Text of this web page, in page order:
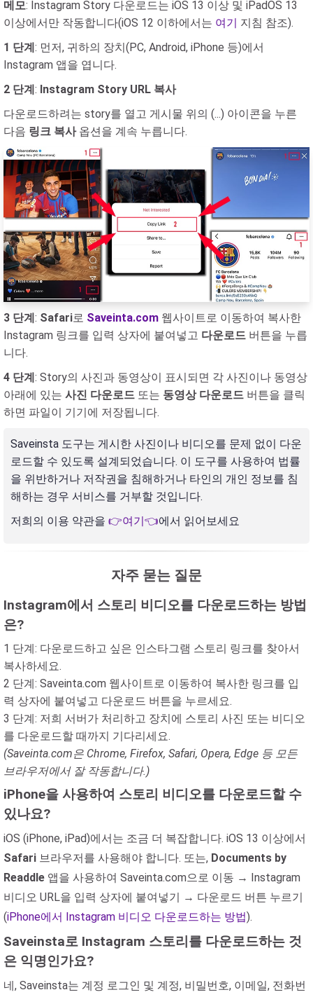
메모: Instagram Story 다운로드는 iOS 13 이상 및 iPadOS 13
이상에서만 작동합니다(iOS 12 이하에서는 여기 지침 참조).
1 단계: 먼저, 귀하의 장치(PC, Android, iPhone 등)에서
Instagram 앱을 엽니다.
2 단계: Instagram Story URL 복사
다운로드하려는 story를 열고 게시물 위의 (...) 아이콘을 누른
다음 링크 복사옵션을 계속 누릅니다.
3 단계: Safari로 Saveinta.com 웹사이트로 이동하여 복사한
Instagram 링크를 입력 상자에 붙여넣고 다운로드 버튼을 누릅
니다.
4 단계: Story의 사진과 동영상이 표시되면 각 사진이나 동영상
아래에 있는 사진 다운로드 또는 동영상 다운로드 버튼을 클릭
하면 파일이 기기에 저장됩니다.
Saveinsta 도구는 게시한 사진이나 비디오를 문제 없이 다운
로드할 수 있도록 설계되었습니다. 이 도구를 사용하여 법률
을 위반하거나 저작권을 침해하거나 타인의 개인 정보를 침
해하는 경우 서비스를 거부할 것입니다.
저희의 이용 약관을 👉여기👈에서 읽어보세요
자주 묻는 질문
Instagram에서 스토리 비디오를 다운로드하는 방법
은?
1 단계: 다운로드하고 싶은 인스타그램 스토리 링크를 찾아서
복사하세요.
2 단계: Saveinta.com 웹사이트로 이동하여 복사한 링크를 입
력 상자에 붙여넣고 다운로드 버튼을 누르세요.
3 단계: 저희 서버가 처리하고 장치에 스토리 사진 또는 비디오
를 다운로드할 때까지 기다리세요.
(Saveinta.com은 Chrome, Firefox, Safari, Opera, Edge 등 모든
브라우저에서 잘 작동합니다.)
iPhone을 사용하여 스토리 비디오를 다운로드할 수
있나요?
iOS (iPhone, iPad)에서는 조금 더 복잡합니다. iOS 13 이상에서
Safari 브라우저를 사용해야 합니다. 또는, Documents by
Readdle 앱을 사용하여 Saveinta.com으로 이동 → Instagram
비디오 URL을 입력 상자에 붙여넣기 → 다운로드 버튼 누르기
(iPhone에서 Instagram 비디오 다운로드하는 방법).
Saveinsta로 Instagram 스토리를 다운로드하는 것
은 익명인가요?
네, Saveinsta는 계정 로그인 및 계정, 비밀번호, 이메일, 전화번